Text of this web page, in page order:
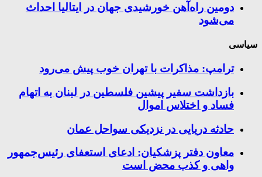
دومین راه‌آهن خورشیدی جهان در ایتالیا احداث
می‌شود
سیاسی
ترامپ: مذاکرات با تهران خوب پیش می‌رود
بازداشت سفیر پیشین فلسطین در لبنان به اتهام
فساد و اختلاس اموال
حادثه دریایی در نزدیکی سواحل عمان
معاون دفتر پزشکیان: ادعای استعفای رئیس‌جمهور
واهی و کذب محض است